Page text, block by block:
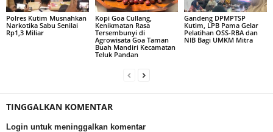
Polres Kutim Musnahkan
Narkotika Sabu Senilai
Rp1,3 Miliar
Kopi Goa Cullang,
Kenikmatan Rasa
Tersembunyi di
Agrowisata Goa Taman
Buah Mandiri Kecamatan
Teluk Pandan
Gandeng DPMPTSP
Kutim, LPB Pama Gelar
Pelatihan OSS-RBA dan
NIB Bagi UMKM Mitra
TINGGALKAN KOMENTAR
Login untuk meninggalkan komentar